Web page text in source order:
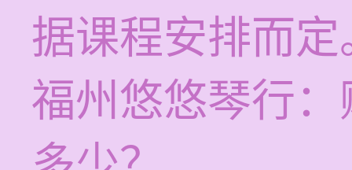
据课程安排而定
福州悠悠琴行